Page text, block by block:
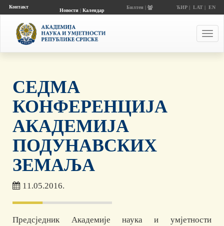
Контакт
Новости| Календар
Билтен | ЋИР| LAT| EN
СЕДМА
КОНФЕРЕНЦИЈА
АКАДЕМИЈА
ПОДУНАВСКИХ
ЗЕМАЉА
11.05.2016.
Предсједник Академије наука и умјетности